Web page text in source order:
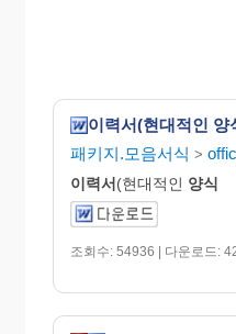
이력서(현대적인 양
패키지.모음서식 >
이력서(현대적인 양식
조회수: 54936 | 다운로드: